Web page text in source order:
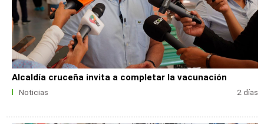
Alcaldía cruceña invita a completar la vacunación
Noticias 2 días